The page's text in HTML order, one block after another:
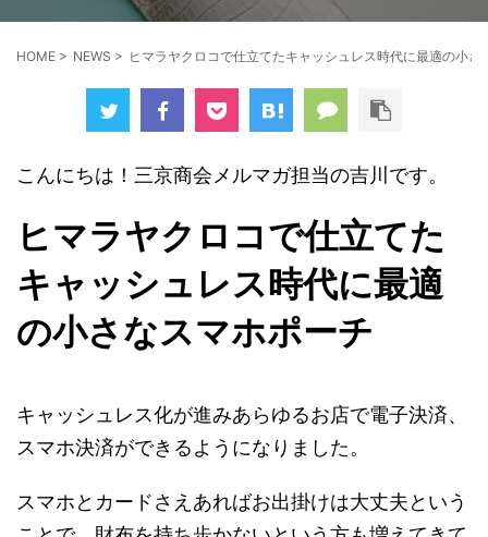
HOME > NEWS > ヒマラヤクロコで仕立てたキャッシュレス時代に最適の小さ
こんにちは！三京商会メルマガ担当の吉川です。
ヒマラヤクロコで仕立てた
キャッシュレス時代に最適
の小さなスマホポーチ
キャッシュレス化が進みあらゆるお店で電子決済、
スマホ決済ができるようになりました。
スマホとカードさえあればお出掛けは大丈夫という